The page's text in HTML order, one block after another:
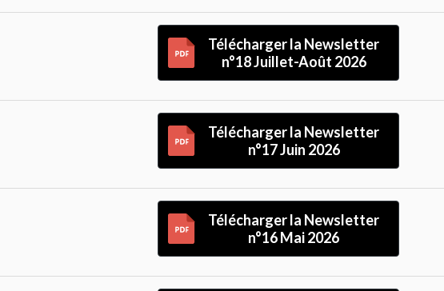
Télécharger la Newsletter
n°18 Juillet-Août 2026
Télécharger la Newsletter
n°17 Juin 2026
Télécharger la Newsletter
n°16 Mai 2026